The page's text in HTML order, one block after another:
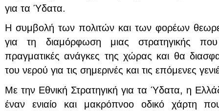
για τα Ύδατα.
Η συμβολή των πολιτών και των φορέων
για τη διαμόρφωση μιας στρατηγικής που
πραγματικές ανάγκες της χώρας και θα
του νερού για τις σημερινές και τις επόμενες
Με την Εθνική Στρατηγική για τα Ύδατα, η
έναν ενιαίο και μακρόπνοο οδικό χάρτη